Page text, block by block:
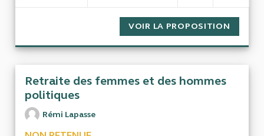
VOIR LA PROPOSITION
Retraite des femmes et des hommes
politiques
Rémi Lapasse